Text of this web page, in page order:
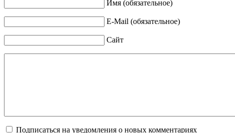
Имя (обязательное)
E-Mail (обязательное)
Сайт
Подписаться на уведомления о новых комментариях